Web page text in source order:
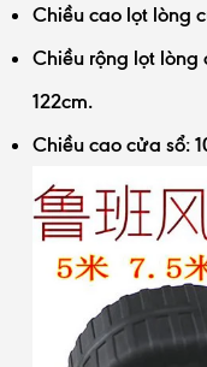
Chiều cao lọt lòng
Chiều rộng lọt lòng
122cm.
Chiều cao cửa sổ: